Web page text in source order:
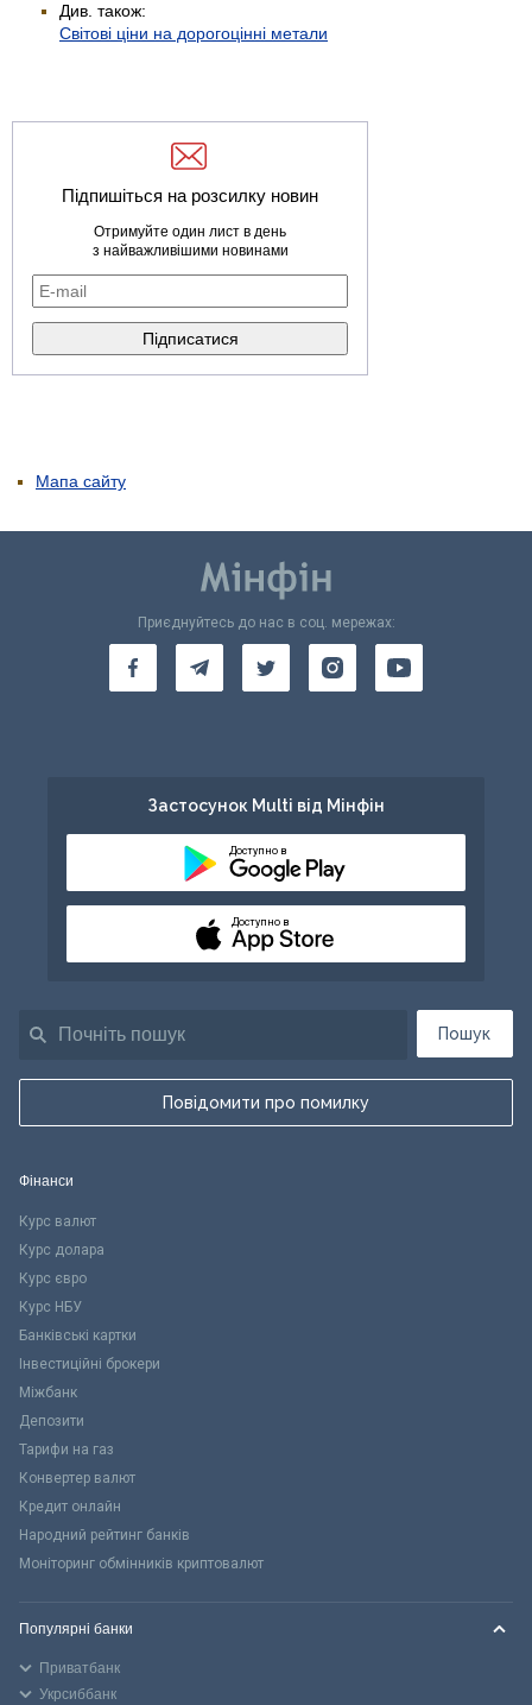
Див. також:
Світові ціни на дорогоцінні метали
Підпишіться на розсилку новин
Отримуйте один лист в день
з найважливішими новинами
Мапа сайту
Пошук
Повідомити про помилку
Приєднуйтесь до нас в соц. мережах:
Застосунок Multi від Мінфін
Доступно в
Доступно в
Фінанси
Курс валют
Курс долара
Курс євро
Курс НБУ
Банківські картки
Інвестиційні брокери
Міжбанк
Депозити
Тарифи на газ
Конвертер валют
Кредит онлайн
Народний рейтинг банків
Моніторинг обмінників криптовалют
Популярні банки
Приватбанк
Укрсиббанк